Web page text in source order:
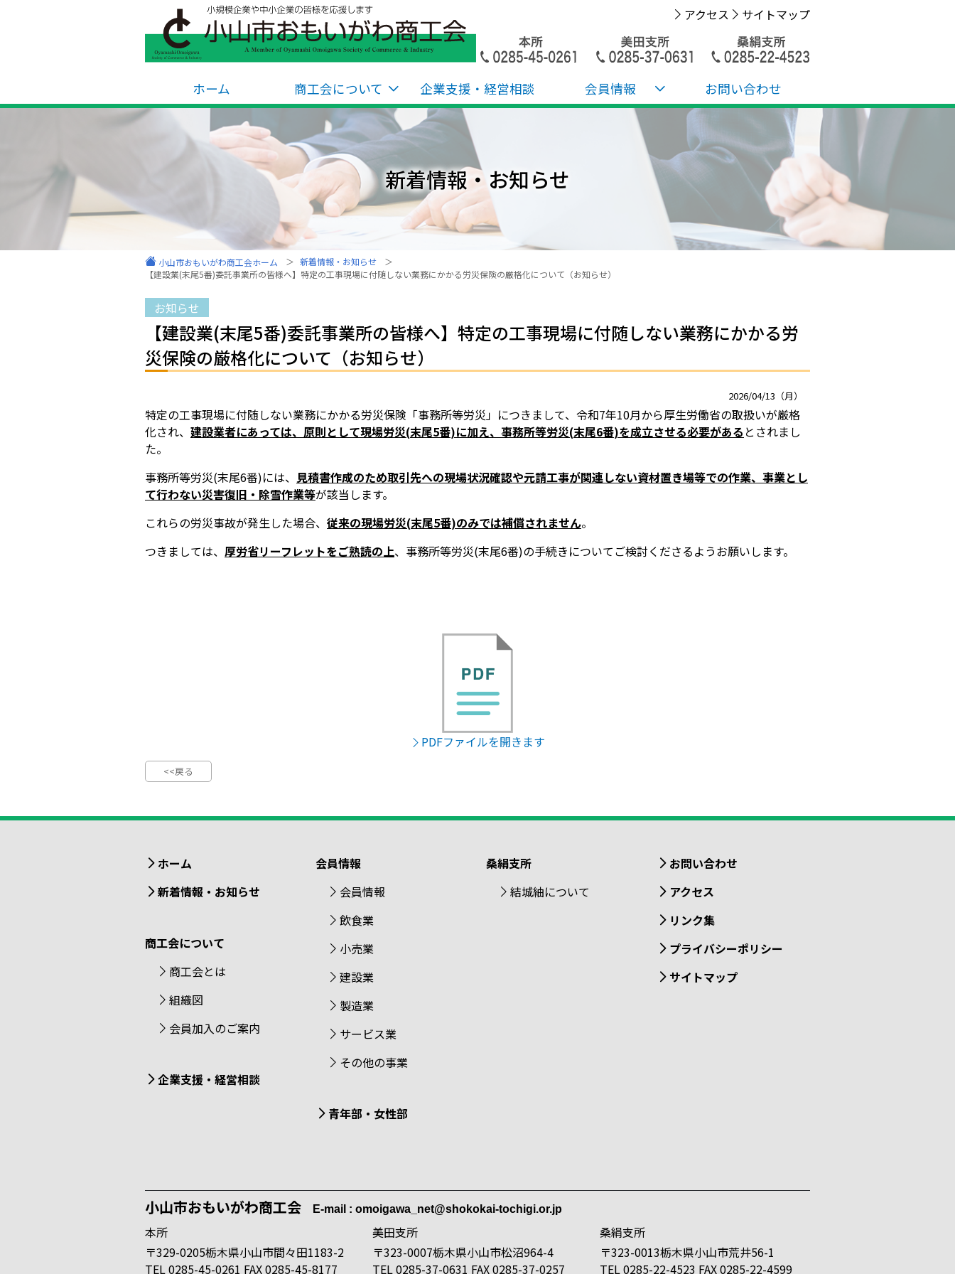
アクセス サイトマップ
ホーム 商工会について 企業支援・経営相談 会員情報 お問い合わせ
新着情報・お知らせ
小山市おもいがわ商工会ホーム
新着情報・お知らせ
【建設業(末尾5番)委託事業所の皆様へ】特定の工事現場に付随しない業務にかかる労災保険の厳格化について（お知らせ）
お知らせ
【建設業(末尾5番)委託事業所の皆様へ】特定の工事現場に付随しない業務にかかる労
災保険の厳格化について（お知らせ）
2026/04/13（月）
特定の工事現場に付随しない業務にかかる労災保険「事務所等労災」につきまして、令和7年10月から厚生労働省の取扱いが厳格
化され、 建設業者にあっては、原則として現場労災(末尾5番)に加え、事務所等労災(末尾6番)を成立させる必要がある とされまし
た。
事務所等労災(末尾6番)には、 見積書作成のため取引先への現場状況確認や元請工事が関連しない資材置き場等での作業、事業とし
て行わない災害復旧・除雪作業等が該当します。
これらの労災事故が発生した場合、 従来の現場労災(末尾5番)のみでは補償されません。
つきましては、 厚労省リーフレットをご熟読の上、事務所等労災(末尾6番)の手続きについてご検討くださるようお願いします。
PDFファイルを開きます
<<戻る
ホーム
新着情報・お知らせ
商工会について
商工会とは
組織図
会員加入のご案内
企業支援・経営相談
会員情報
会員情報
飲食業
小売業
建設業
製造業
サービス業
その他の事業
青年部・女性部
桑絹支所
結城紬について
お問い合わせ
アクセス
リンク集
プライバシーポリシー
サイトマップ
小山市おもいがわ商工会 E-mail : omoigawa_net@shokokai-tochigi.or.jp
本所
〒329-0205栃木県小山市間々田1183-2
TEL 0285-45-0261 FAX 0285-45-8177
美田支所
〒323-0007栃木県小山市松沼964-4
TEL 0285-37-0631 FAX 0285-37-0257
桑絹支所
〒323-0013栃木県小山市荒井56-1
TEL 0285-22-4523 FAX 0285-22-4599